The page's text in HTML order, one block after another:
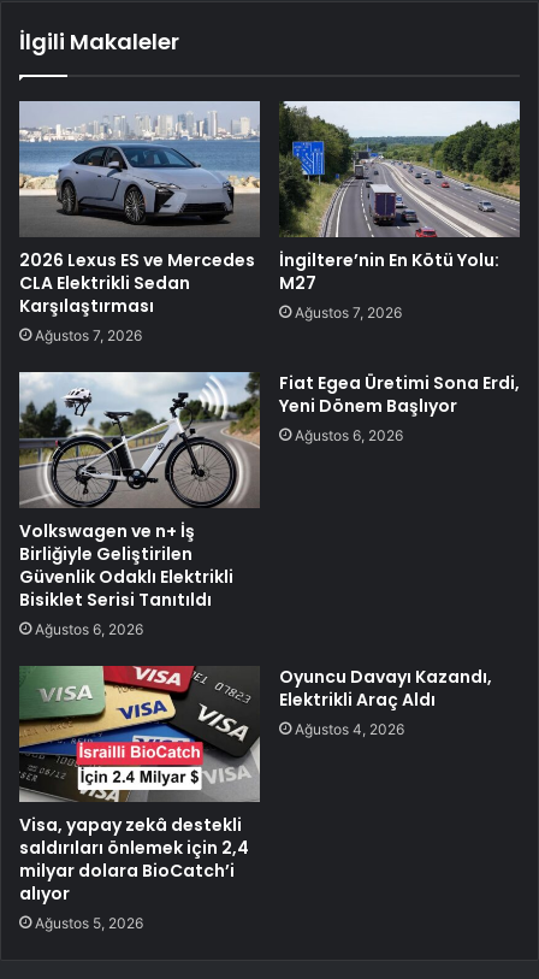
İlgili Makaleler
2026 Lexus ES ve Mercedes
CLA Elektrikli Sedan
Karşılaştırması
Ağustos 7, 2026
İngiltere’nin En Kötü Yolu:
M27
Ağustos 7, 2026
Volkswagen ve n+ İş
Birliğiyle Geliştirilen
Güvenlik Odaklı Elektrikli
Bisiklet Serisi Tanıtıldı
Ağustos 6, 2026
Fiat Egea Üretimi Sona Erdi,
Yeni Dönem Başlıyor
Ağustos 6, 2026
Visa, yapay zekâ destekli
saldırıları önlemek için 2,4
milyar dolara BioCatch’i
alıyor
Ağustos 5, 2026
Oyuncu Davayı Kazandı,
Elektrikli Araç Aldı
Ağustos 4, 2026